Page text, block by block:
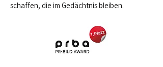
schaffen, die im Gedächtnis bleiben.